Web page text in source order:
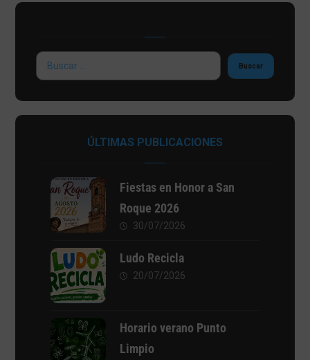
ÚLTIMAS PUBLICACIONES
Fiestas en Honor a San
Roque 2026
30/07/2026
Ludo Recicla
20/07/2026
Horario verano Punto
Limpio